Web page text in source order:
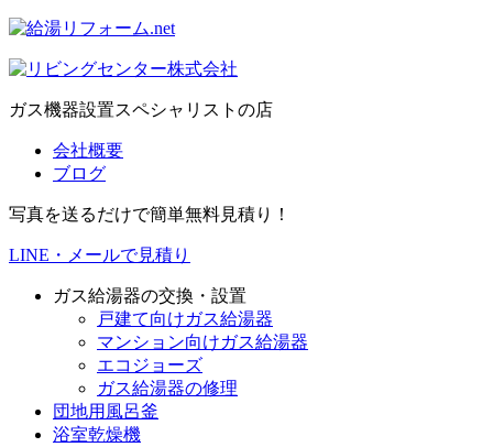
ガス機器設置スペシャリストの店
会社概要
ブログ
写真を送るだけで簡単無料見積り！
LINE・メールで見積り
ガス給湯器の交換・設置
戸建て向けガス給湯器
マンション向けガス給湯器
エコジョーズ
ガス給湯器の修理
団地用風呂釜
浴室乾燥機